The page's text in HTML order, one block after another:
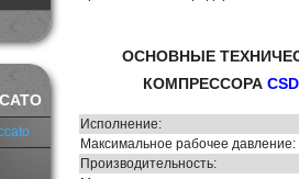
ОСНОВНЫЕ
КОМПРЕССОРА
Исполнение:
Максимальное рабочее давление:
Производительность: